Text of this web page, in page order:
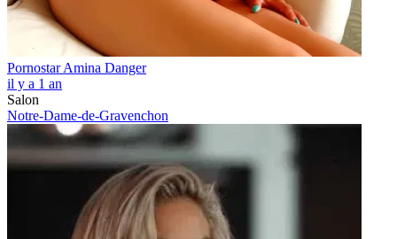
Pornostar Amina Danger
il y a 1 an
Salon
Notre-Dame-de-Gravenchon